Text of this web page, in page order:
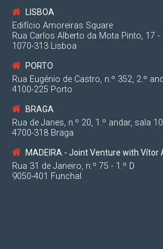
LISBOA
Edifício Amoreiras Square
Rua Carlos Alberto da Mota Pinto, 17 -
1070-313 Lisboa
PORTO
Rua Eugénio de Castro, n.º 352, 2.º
4100-225 Porto
BRAGA
Rua de Janes, n.º 20, 1.º andar, sala
4700-318 Braga
MADEIRA - Joint Venture with Vítor
Rua 31 de Janeiro, n.º 75 - 1.º D
9050-401 Funchal